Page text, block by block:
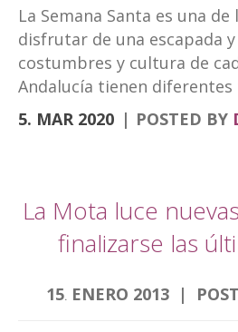
en la fachada de Palacio
Capuchinos, en el Paseo de
cartel de la Semana […]
La Semana Santa es una
disfrutar de una escapada
costumbres y cultura de
Andalucía tienen
de la Semana Santa. Desde
Torrepalma te traemos
hacer en viajes cortos.
Comenzamos por la
Nuestra Semana de pasión
5. MAR 2020 POSTED BY
La Mota luce
finalizarse las
15. ENERO 2013